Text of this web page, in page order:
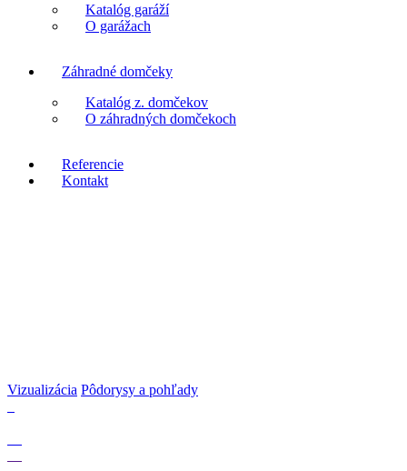
Katalóg garáží
O garážach
Záhradné domčeky
Katalóg z. domčekov
O záhradných domčekoch
Referencie
Kontakt
Vizualizácia Pôdorysy a pohľady